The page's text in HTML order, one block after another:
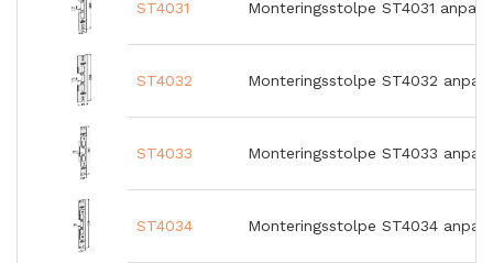
ST4031 Monteringsstolpe ST4031
ST4032 Monteringsstolpe ST4032
ST4033 Monteringsstolpe ST4033
ST4034 Monteringsstolpe ST4034